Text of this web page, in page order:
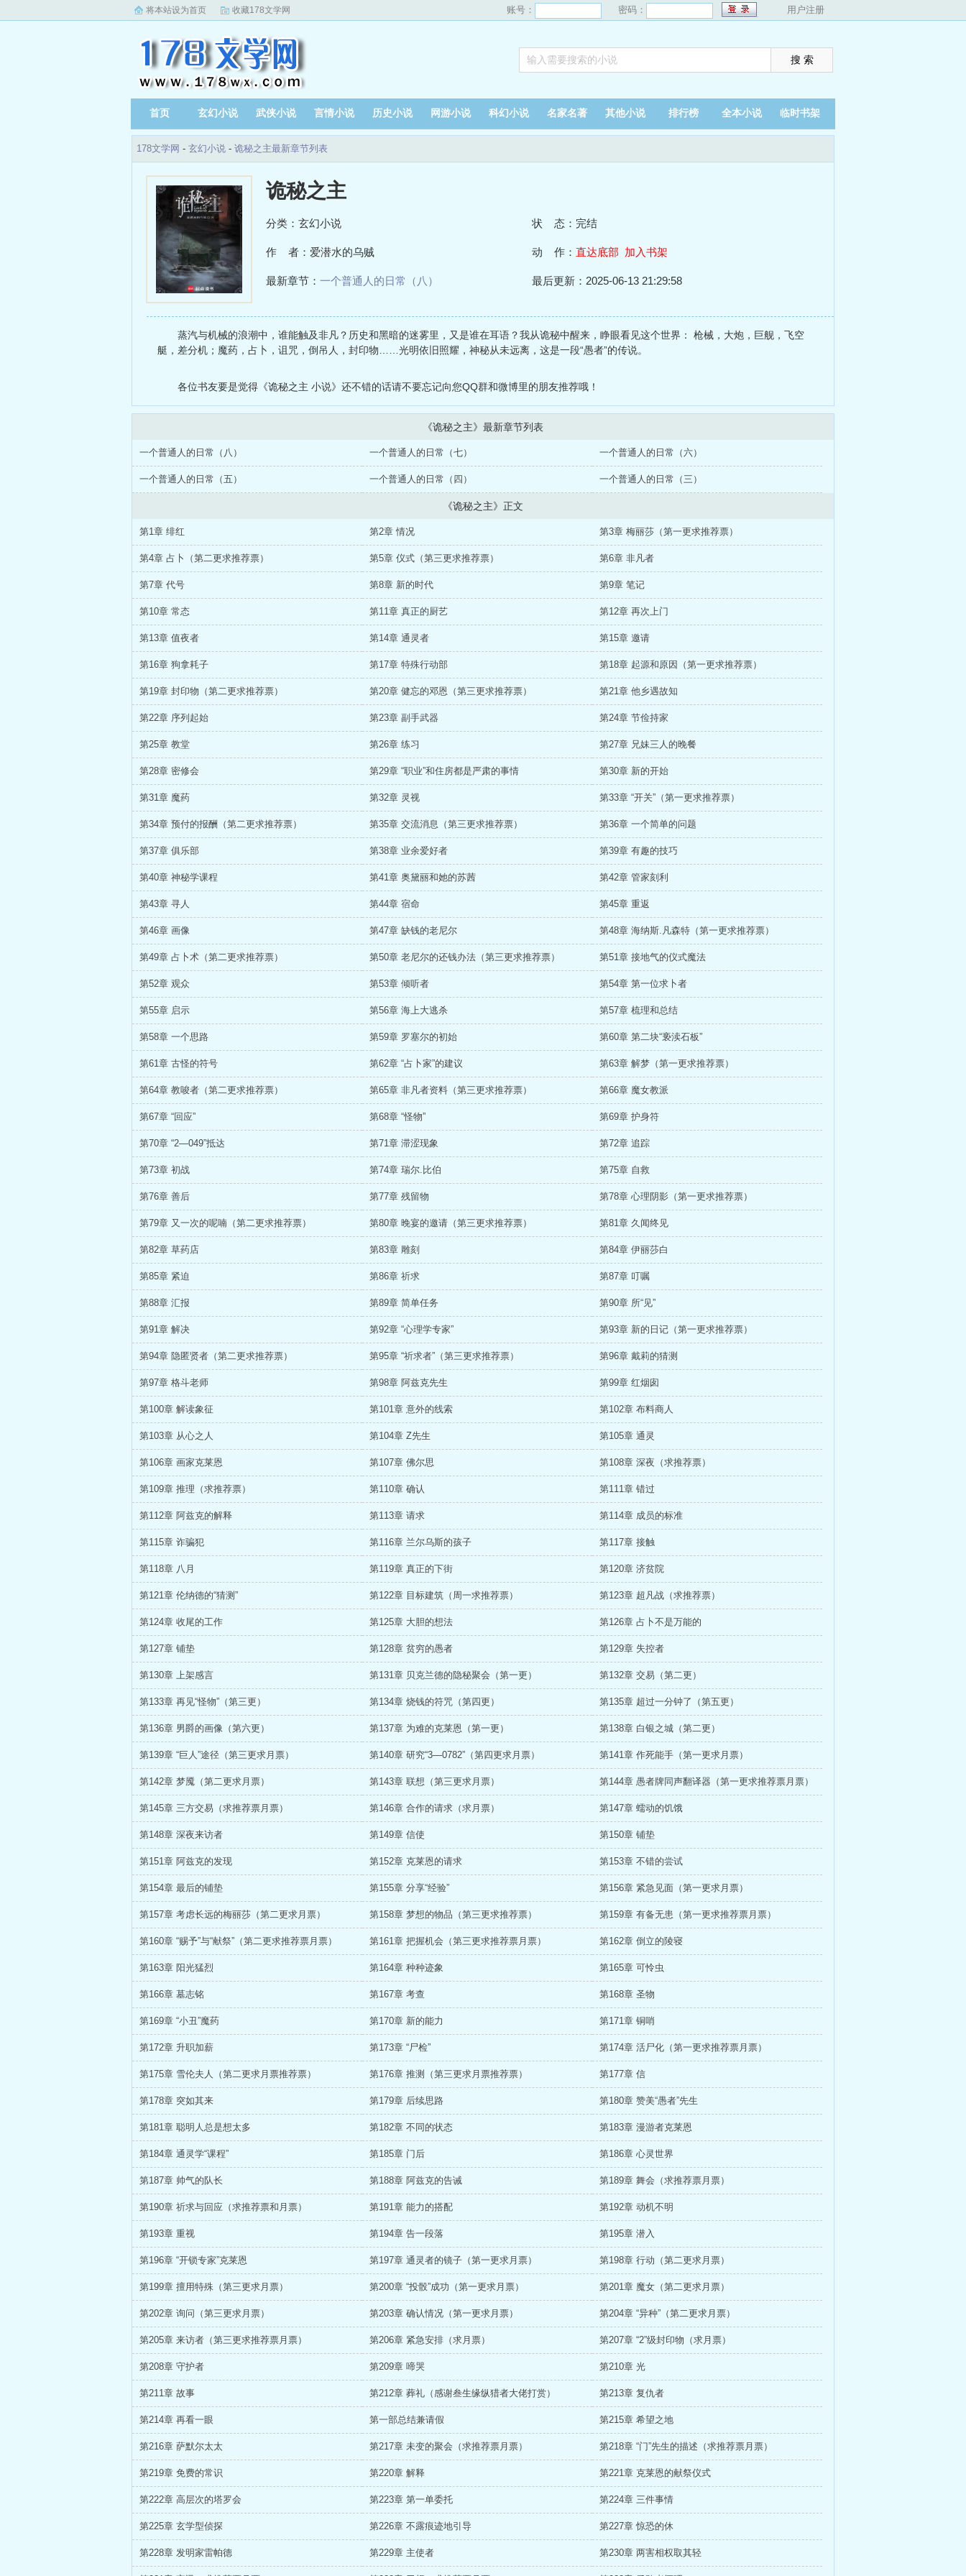
将本站设为首页 收藏178文学网 账号： 密码： 用户注册
首页 玄幻小说 武侠小说 言情小说 历史小说 网游小说 科幻小说 名家名著 其他小说 排行榜 全本小说 临时书架
178文学网 - 玄幻小说 - 诡秘之主最新章节列表
诡秘之主
分类：玄幻小说 状 态：完结
作 者：爱潜水的乌贼 动 作： 直达底部 加入书架
最新章节： 一个普通人的日常（八） 最后更新：2025-06-13 21:29:58
蒸汽与机械的浪潮中，谁能触及非凡？历史和黑暗的迷雾里，又是谁在耳语？我从诡秘中醒来，睁眼看见这个世界： 枪械，大炮，巨舰，飞空
艇，差分机；魔药，占卜，诅咒，倒吊人，封印物……光明依旧照耀，神秘从未远离，这是一段“愚者”的传说。
各位书友要是觉得《诡秘之主 小说》还不错的话请不要忘记向您QQ群和微博里的朋友推荐哦！
《诡秘之主》最新章节列表
一个普通人的日常（八） 一个普通人的日常（七） 一个普通人的日常（六）
一个普通人的日常（五） 一个普通人的日常（四） 一个普通人的日常（三）
《诡秘之主》正文
第1章 绯红 第2章 情况 第3章 梅丽莎（第一更求推荐票）
第4章 占卜（第二更求推荐票） 第5章 仪式（第三更求推荐票） 第6章 非凡者
第7章 代号 第8章 新的时代 第9章 笔记
第10章 常态 第11章 真正的厨艺 第12章 再次上门
第13章 值夜者 第14章 通灵者 第15章 邀请
第16章 狗拿耗子 第17章 特殊行动部 第18章 起源和原因（第一更求推荐票）
第19章 封印物（第二更求推荐票） 第20章 健忘的邓恩（第三更求推荐票） 第21章 他乡遇故知
第22章 序列起始 第23章 副手武器 第24章 节俭持家
第25章 教堂 第26章 练习 第27章 兄妹三人的晚餐
第28章 密修会 第29章 “职业”和住房都是严肃的事情 第30章 新的开始
第31章 魔药 第32章 灵视 第33章 “开关”（第一更求推荐票）
第34章 预付的报酬（第二更求推荐票） 第35章 交流消息（第三更求推荐票） 第36章 一个简单的问题
第37章 俱乐部 第38章 业余爱好者 第39章 有趣的技巧
第40章 神秘学课程 第41章 奥黛丽和她的苏茜 第42章 管家刻利
第43章 寻人 第44章 宿命 第45章 重返
第46章 画像 第47章 缺钱的老尼尔 第48章 海纳斯.凡森特（第一更求推荐票）
第49章 占卜术（第二更求推荐票） 第50章 老尼尔的还钱办法（第三更求推荐票） 第51章 接地气的仪式魔法
第52章 观众 第53章 倾听者 第54章 第一位求卜者
第55章 启示 第56章 海上大逃杀 第57章 梳理和总结
第58章 一个思路 第59章 罗塞尔的初始 第60章 第二块“亵渎石板”
第61章 古怪的符号 第62章 “占卜家”的建议 第63章 解梦（第一更求推荐票）
第64章 教唆者（第二更求推荐票） 第65章 非凡者资料（第三更求推荐票） 第66章 魔女教派
第67章 “回应” 第68章 “怪物” 第69章 护身符
第70章 “2—049”抵达 第71章 滞涩现象 第72章 追踪
第73章 初战 第74章 瑞尔.比伯 第75章 自救
第76章 善后 第77章 残留物 第78章 心理阴影（第一更求推荐票）
第79章 又一次的呢喃（第二更求推荐票） 第80章 晚宴的邀请（第三更求推荐票） 第81章 久闻终见
第82章 草药店 第83章 雕刻 第84章 伊丽莎白
第85章 紧迫 第86章 祈求 第87章 叮嘱
第88章 汇报 第89章 简单任务 第90章 所“见”
第91章 解决 第92章 “心理学专家” 第93章 新的日记（第一更求推荐票）
第94章 隐匿贤者（第二更求推荐票） 第95章 “祈求者”（第三更求推荐票） 第96章 戴莉的猜测
第97章 格斗老师 第98章 阿兹克先生 第99章 红烟囱
第100章 解读象征 第101章 意外的线索 第102章 布料商人
第103章 从心之人 第104章 Z先生 第105章 通灵
第106章 画家克莱恩 第107章 佛尔思 第108章 深夜（求推荐票）
第109章 推理（求推荐票） 第110章 确认 第111章 错过
第112章 阿兹克的解释 第113章 请求 第114章 成员的标准
第115章 诈骗犯 第116章 兰尔乌斯的孩子 第117章 接触
第118章 八月 第119章 真正的下街 第120章 济贫院
第121章 伦纳德的“猜测” 第122章 目标建筑（周一求推荐票） 第123章 超凡战（求推荐票）
第124章 收尾的工作 第125章 大胆的想法 第126章 占卜不是万能的
第127章 铺垫 第128章 贫穷的愚者 第129章 失控者
第130章 上架感言 第131章 贝克兰德的隐秘聚会（第一更） 第132章 交易（第二更）
第133章 再见“怪物”（第三更） 第134章 烧钱的符咒（第四更） 第135章 超过一分钟了（第五更）
第136章 男爵的画像（第六更） 第137章 为难的克莱恩（第一更） 第138章 白银之城（第二更）
第139章 “巨人”途径（第三更求月票） 第140章 研究“3—0782”（第四更求月票） 第141章 作死能手（第一更求月票）
第142章 梦魇（第二更求月票） 第143章 联想（第三更求月票） 第144章 愚者牌同声翻译器（第一更求推荐票月票）
第145章 三方交易（求推荐票月票） 第146章 合作的请求（求月票） 第147章 蠕动的饥饿
第148章 深夜来访者 第149章 信使 第150章 铺垫
第151章 阿兹克的发现 第152章 克莱恩的请求 第153章 不错的尝试
第154章 最后的铺垫 第155章 分享“经验” 第156章 紧急见面（第一更求月票）
第157章 考虑长远的梅丽莎（第二更求月票） 第158章 梦想的物品（第三更求推荐票） 第159章 有备无患（第一更求推荐票月票）
第160章 “赐予”与“献祭”（第二更求推荐票月票） 第161章 把握机会（第三更求推荐票月票） 第162章 倒立的陵寝
第163章 阳光猛烈 第164章 种种迹象 第165章 可怜虫
第166章 墓志铭 第167章 考查 第168章 圣物
第169章 “小丑”魔药 第170章 新的能力 第171章 铜哨
第172章 升职加薪 第173章 “尸检” 第174章 活尸化（第一更求推荐票月票）
第175章 雪伦夫人（第二更求月票推荐票） 第176章 推测（第三更求月票推荐票） 第177章 信
第178章 突如其来 第179章 后续思路 第180章 赞美“愚者”先生
第181章 聪明人总是想太多 第182章 不同的状态 第183章 漫游者克莱恩
第184章 通灵学“课程” 第185章 门后 第186章 心灵世界
第187章 帅气的队长 第188章 阿兹克的告诫 第189章 舞会（求推荐票月票）
第190章 祈求与回应（求推荐票和月票） 第191章 能力的搭配 第192章 动机不明
第193章 重视 第194章 告一段落 第195章 潜入
第196章 “开锁专家”克莱恩 第197章 通灵者的镜子（第一更求月票） 第198章 行动（第二更求月票）
第199章 擅用特殊（第三更求月票） 第200章 “投骰”成功（第一更求月票） 第201章 魔女（第二更求月票）
第202章 询问（第三更求月票） 第203章 确认情况（第一更求月票） 第204章 “异种”（第二更求月票）
第205章 来访者（第三更求推荐票月票） 第206章 紧急安排（求月票） 第207章 “2”级封印物（求月票）
第208章 守护者 第209章 啼哭 第210章 光
第211章 故事 第212章 葬礼（感谢叁生缘纵猎者大佬打赏） 第213章 复仇者
第214章 再看一眼 第一部总结兼请假 第215章 希望之地
第216章 萨默尔太太 第217章 未变的聚会（求推荐票月票） 第218章 “门”先生的描述（求推荐票月票）
第219章 免费的常识 第220章 解释 第221章 克莱恩的献祭仪式
第222章 高层次的塔罗会 第223章 第一单委托 第224章 三件事情
第225章 玄学型侦探 第226章 不露痕迹地引导 第227章 惊恐的休
第228章 发明家雷帕德 第229章 主使者 第230章 两害相权取其轻